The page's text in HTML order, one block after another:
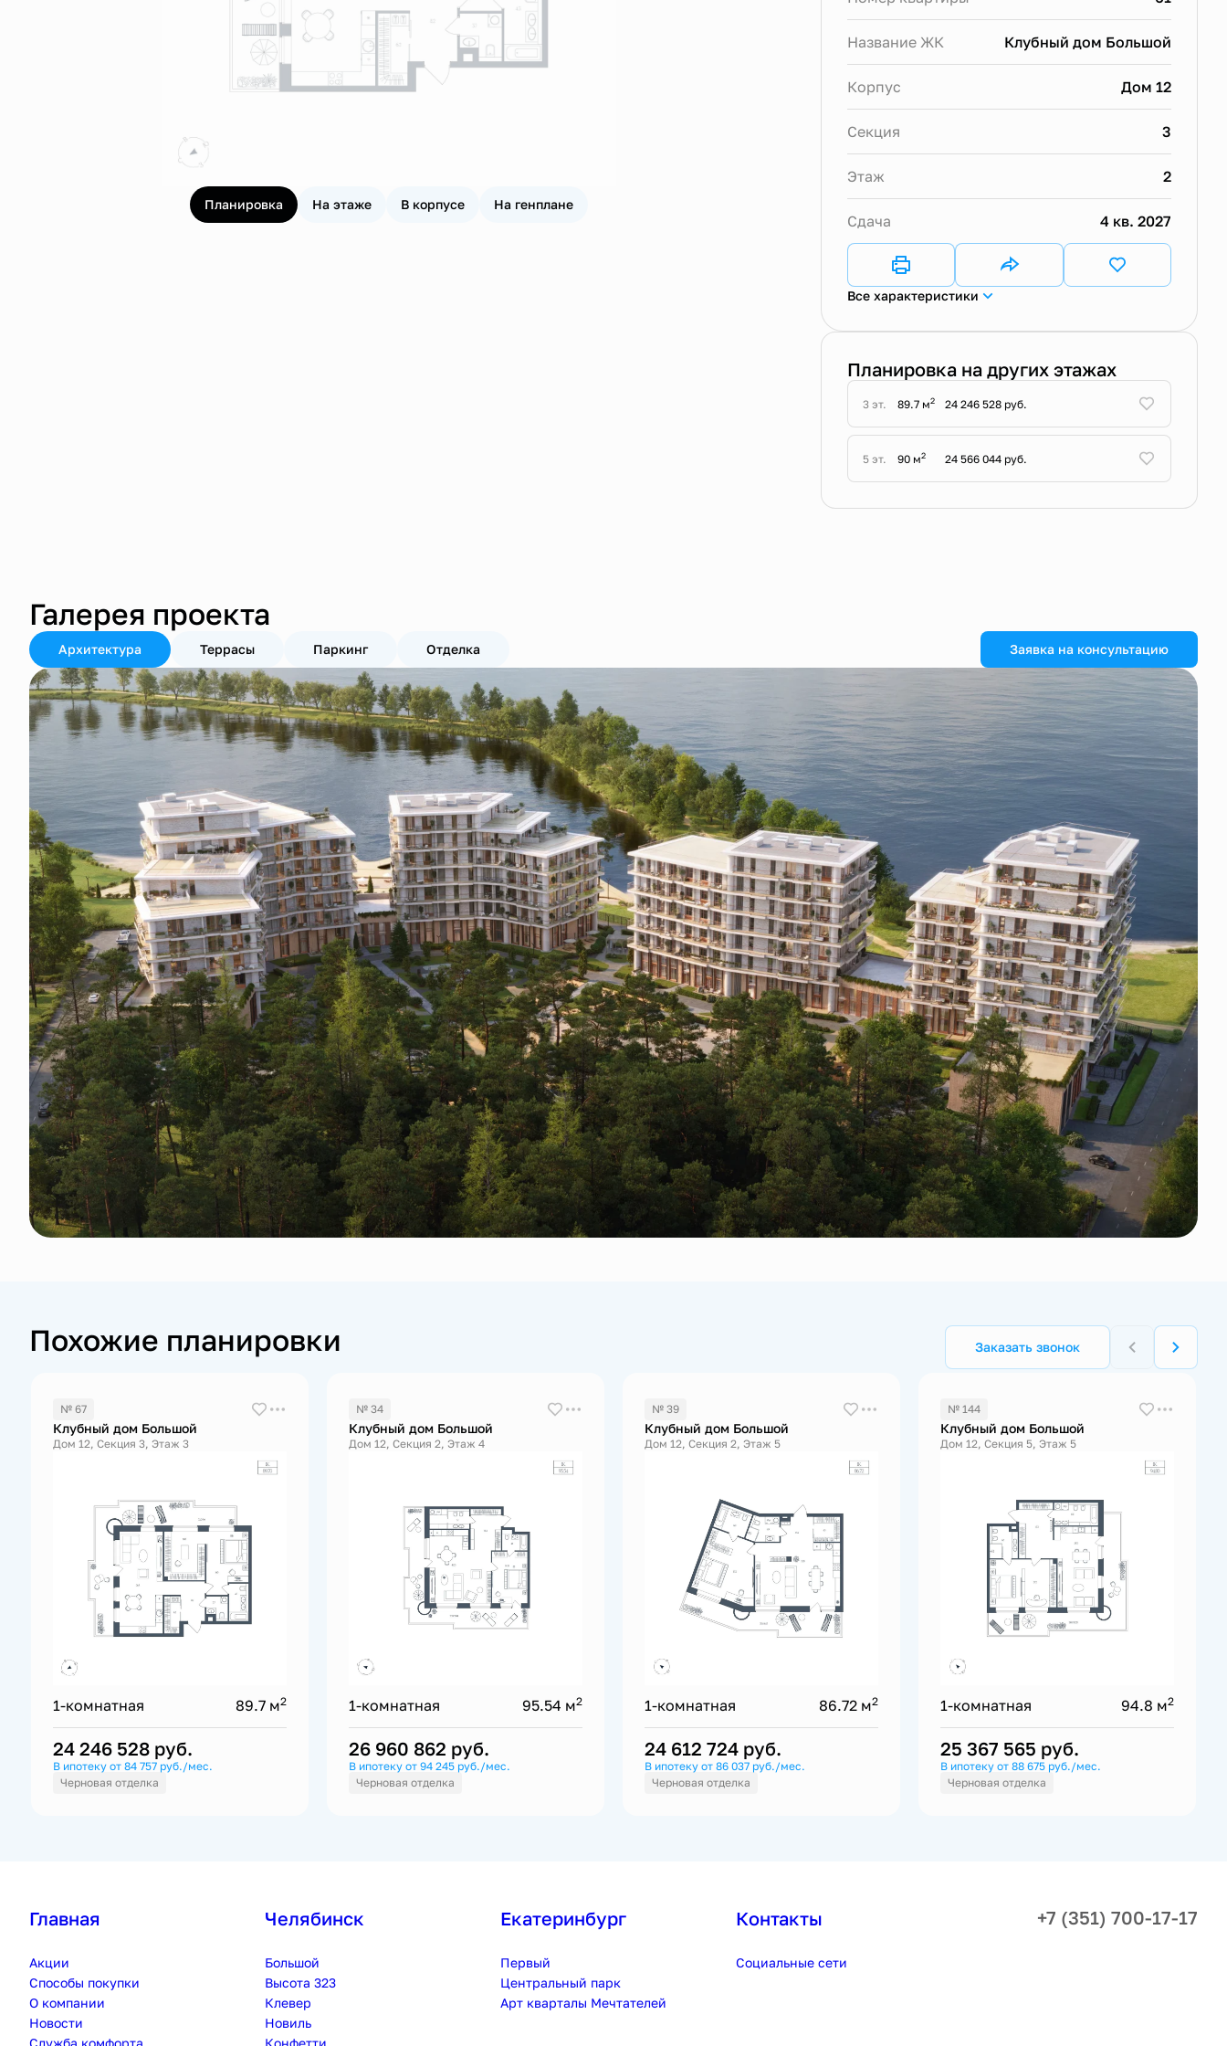
Планировка На этаже В корпусе На генплане
Название ЖК Клубный дом Большой
Корпус Дом 12
Секция 3
Этаж 2
Сдача 4 кв. 2027
Все характеристики
Планировка на других этажах
3 эт. 89.7 м2 24 246 528 руб.
5 эт. 90 м2 24 566 044 руб.
Галерея проекта
Архитектура Террасы Паркинг Отделка Заявка на консультацию
Похожие планировки Заказать звонок
№ 67
Клубный дом Большой
Дом 12, Секция 3, Этаж 3
1-комнатная 89.7 м2
24 246 528 руб.
В ипотеку от 84 757 руб./мес.
Черновая отделка
№ 34
Клубный дом Большой
Дом 12, Секция 2, Этаж 4
1-комнатная 95.54 м2
26 960 862 руб.
В ипотеку от 94 245 руб./мес.
Черновая отделка
№ 39
Клубный дом Большой
Дом 12, Секция 2, Этаж 5
1-комнатная 86.72 м2
24 612 724 руб.
В ипотеку от 86 037 руб./мес.
Черновая отделка
№ 144
Клубный дом Большой
Дом 12, Секция 5, Этаж 5
1-комнатная 94.8 м2
25 367 565 руб.
В ипотеку от 88 675 руб./мес.
Черновая отделка
Главная
Акции
Способы покупки
О компании
Новости
Служба комфорта
Челябинск
Большой
Высота 323
Клевер
Новиль
Конфетти
Екатеринбург
Первый
Центральный парк
Арт кварталы Мечтателей
Контакты
Социальные сети
+7 (351) 700-17-17